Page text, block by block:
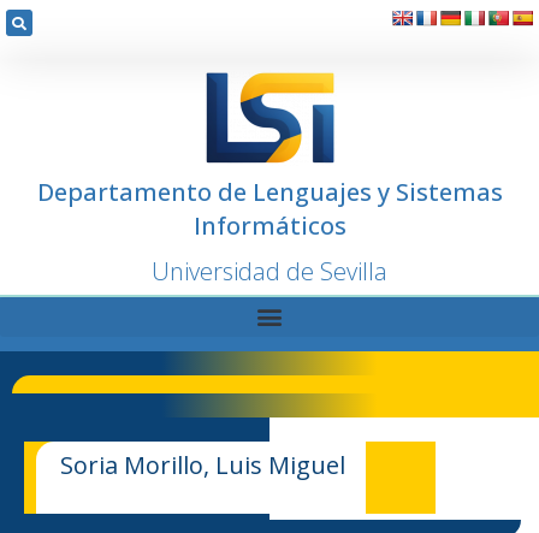
Departamento de Lenguajes y Sistemas
Informáticos
Universidad de Sevilla
Soria Morillo, Luis Miguel